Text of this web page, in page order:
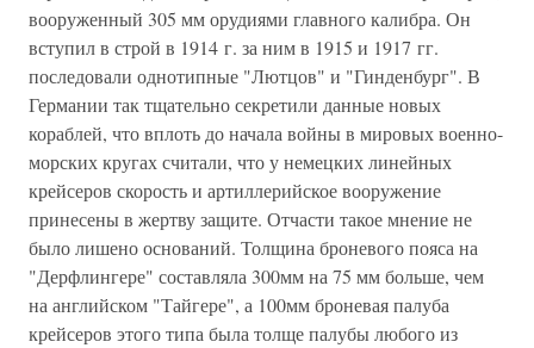
вооруженный 305 мм орудиями главного калибра. Он
вступил в строй в 1914 г. за ним в 1915 и 1917 гг.
последовали однотипные "Лютцов" и "Гинденбург". В
Германии так тщательно секретили данные новых
кораблей, что вплоть до начала войны в мировых военно-
морских кругах считали, что у немецких линейных
крейсеров скорость и артиллерийское вооружение
принесены в жертву защите. Отчасти такое мнение не
было лишено оснований. Толщина броневого пояса на
"Дерфлингере" составляла 300мм на 75 мм больше, чем
на английском "Тайгере", а 100мм броневая палуба
крейсеров этого типа была толще палубы любого из